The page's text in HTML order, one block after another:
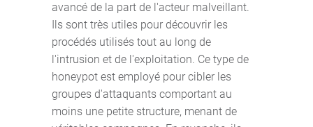
avancé de la part de l'acteur malveillant.
Ils sont très utiles pour découvrir les
procédés utilisés tout au long de
l'intrusion et de l'exploitation. Ce type de
honeypot est employé pour cibler les
groupes d'attaquants comportant au
moins une petite structure, menant de